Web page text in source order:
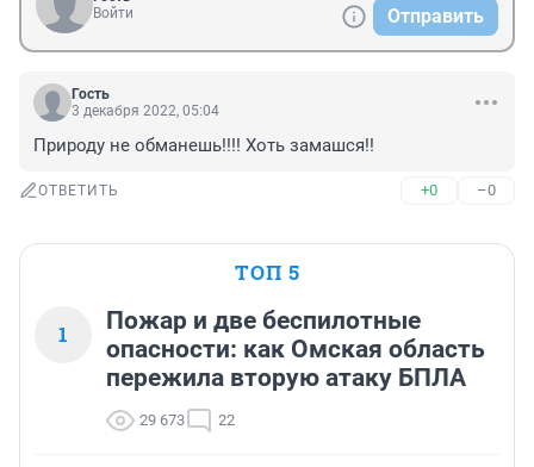
Войти
Отправить
Гость
3 декабря 2022, 05:04
Природу не обманешь!!!! Хоть замашся!!
ОТВЕТИТЬ +0 –0
ТОП 5
1
Пожар и две беспилотные
опасности: как Омская область
пережила вторую атаку БПЛА
29 673 22